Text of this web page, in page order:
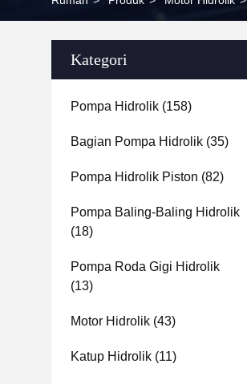
Kategori
Pompa Hidrolik (158)
Bagian Pompa Hidrolik (35)
Pompa Hidrolik Piston (82)
Pompa Baling-Baling Hidrolik
(18)
Pompa Roda Gigi Hidrolik
(13)
Motor Hidrolik (43)
Katup Hidrolik (11)